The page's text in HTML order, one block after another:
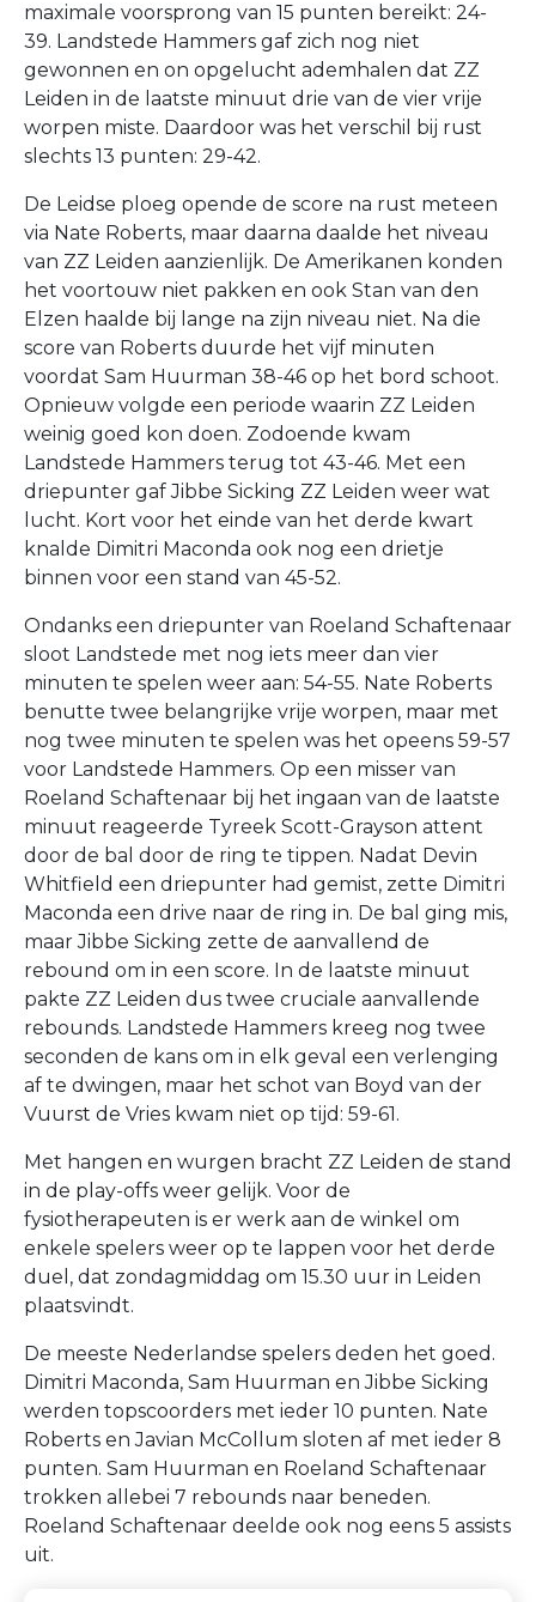
maximale voorsprong van 15 punten bereikt: 24-
39. Landstede Hammers gaf zich nog niet
gewonnen en on opgelucht ademhalen dat ZZ
Leiden in de laatste minuut drie van de vier vrije
worpen miste. Daardoor was het verschil bij rust
slechts 13 punten: 29-42.
De Leidse ploeg opende de score na rust meteen
via Nate Roberts, maar daarna daalde het niveau
van ZZ Leiden aanzienlijk. De Amerikanen konden
het voortouw niet pakken en ook Stan van den
Elzen haalde bij lange na zijn niveau niet. Na die
score van Roberts duurde het vijf minuten
voordat Sam Huurman 38-46 op het bord schoot.
Opnieuw volgde een periode waarin ZZ Leiden
weinig goed kon doen. Zodoende kwam
Landstede Hammers terug tot 43-46. Met een
driepunter gaf Jibbe Sicking ZZ Leiden weer wat
lucht. Kort voor het einde van het derde kwart
knalde Dimitri Maconda ook nog een drietje
binnen voor een stand van 45-52.
Ondanks een driepunter van Roeland Schaftenaar
sloot Landstede met nog iets meer dan vier
minuten te spelen weer aan: 54-55. Nate Roberts
benutte twee belangrijke vrije worpen, maar met
nog twee minuten te spelen was het opeens 59-57
voor Landstede Hammers. Op een misser van
Roeland Schaftenaar bij het ingaan van de laatste
minuut reageerde Tyreek Scott-Grayson attent
door de bal door de ring te tippen. Nadat Devin
Whitfield een driepunter had gemist, zette Dimitri
Maconda een drive naar de ring in. De bal ging mis,
maar Jibbe Sicking zette de aanvallend de
rebound om in een score. In de laatste minuut
pakte ZZ Leiden dus twee cruciale aanvallende
rebounds. Landstede Hammers kreeg nog twee
seconden de kans om in elk geval een verlenging
af te dwingen, maar het schot van Boyd van der
Vuurst de Vries kwam niet op tijd: 59-61.
Met hangen en wurgen bracht ZZ Leiden de stand
in de play-offs weer gelijk. Voor de
fysiotherapeuten is er werk aan de winkel om
enkele spelers weer op te lappen voor het derde
duel, dat zondagmiddag om 15.30 uur in Leiden
plaatsvindt.
De meeste Nederlandse spelers deden het goed.
Dimitri Maconda, Sam Huurman en Jibbe Sicking
werden topscoorders met ieder 10 punten. Nate
Roberts en Javian McCollum sloten af met ieder 8
punten. Sam Huurman en Roeland Schaftenaar
trokken allebei 7 rebounds naar beneden.
Roeland Schaftenaar deelde ook nog eens 5 assists
uit.